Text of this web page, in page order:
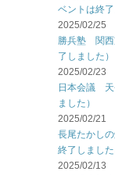
ベントは終了
2025/02/25
勝兵塾 関西
了しました）
2025/02/23
日本会議 天
ました）
2025/02/21
長尾たかし
終了しました
2025/02/13